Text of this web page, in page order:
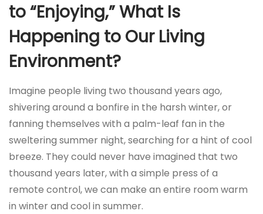
to “Enjoying,” What Is
Happening to Our Living
Environment?
Imagine people living two thousand years ago,
shivering around a bonfire in the harsh winter, or
fanning themselves with a palm-leaf fan in the
sweltering summer night, searching for a hint of cool
breeze. They could never have imagined that two
thousand years later, with a simple press of a
remote control, we can make an entire room warm
in winter and cool in summer.